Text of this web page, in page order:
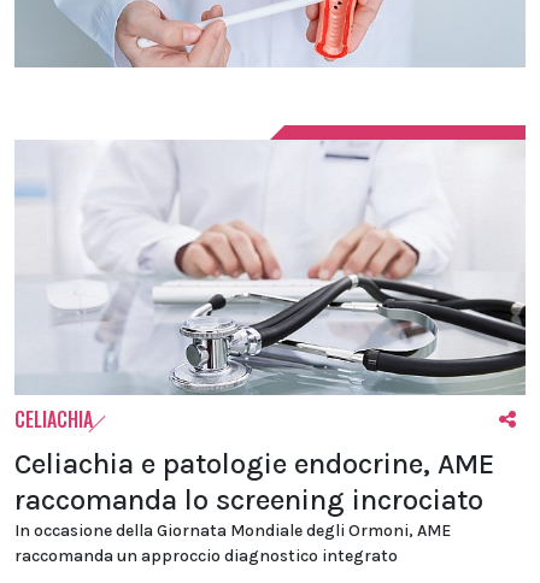
CELIACHIA
Celiachia e patologie endocrine, AME
raccomanda lo screening incrociato
In occasione della Giornata Mondiale degli Ormoni, AME
raccomanda un approccio diagnostico integrato